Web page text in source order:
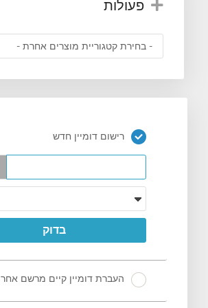
פעולות
רישום דומיין חדש
בדוק
העברת דומיין קיים מרשם אחר